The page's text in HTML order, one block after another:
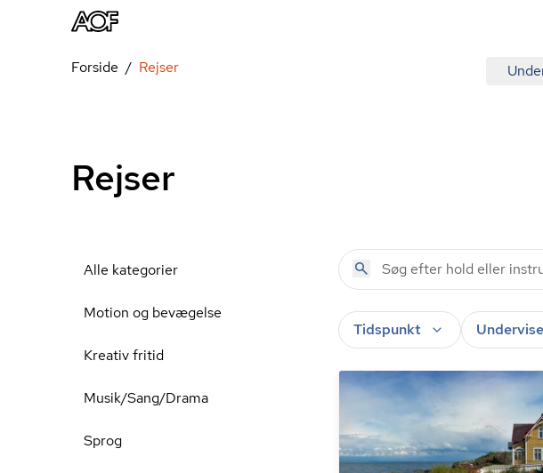
Forside Rejser
Rejser
Alle kategorier
Motion og bevægelse
Kreativ fritid
Musik/Sang/Drama
Sprog
Tidspunkt